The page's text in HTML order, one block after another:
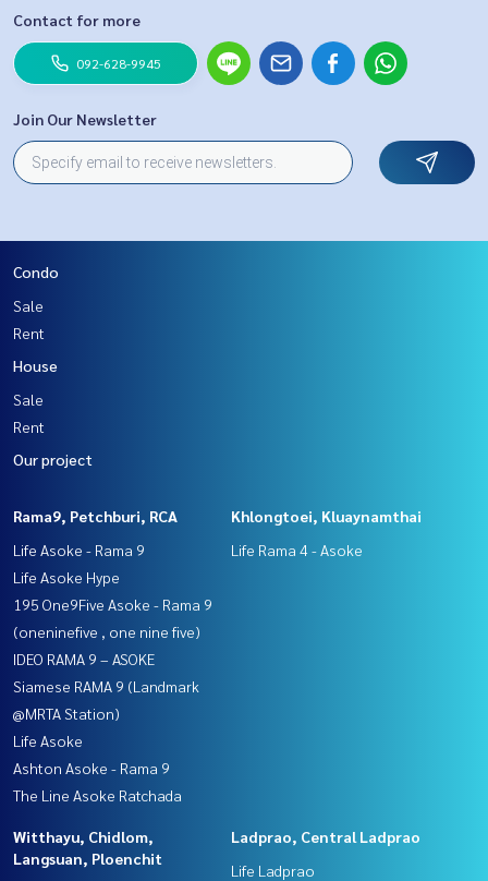
Contact for more
092-628-9945
Join Our Newsletter
Condo
Sale
Rent
House
Sale
Rent
Our project
Rama9, Petchburi, RCA
Life Asoke - Rama 9
Life Asoke Hype
195 One9Five Asoke - Rama 9
(oneninefive , one nine five)
IDEO RAMA 9 – ASOKE
Siamese RAMA 9 (Landmark
@MRTA Station)
Life Asoke
Ashton Asoke - Rama 9
The Line Asoke Ratchada
Khlongtoei, Kluaynamthai
Life Rama 4 - Asoke
Witthayu, Chidlom,
Langsuan, Ploenchit
Ladprao, Central Ladprao
Life Ladprao